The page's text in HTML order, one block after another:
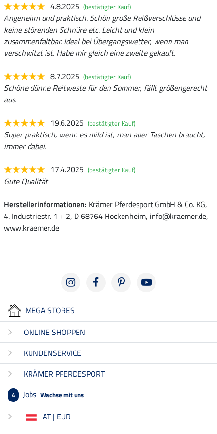
4.8.2025 (bestätigter Kauf)
Angenehm und praktisch. Schön große Reißverschlüsse und
keine störenden Schnüre etc. Leicht und klein
zusammenfaltbar. Ideal bei Übergangswetter, wenn man
verschwitzt ist. Habe mir gleich eine zweite gekauft.
8.7.2025 (bestätigter Kauf)
Schöne dünne Reitweste für den Sommer, fällt größengerecht
aus.
19.6.2025 (bestätigter Kauf)
Super praktisch, wenn es mild ist, man aber Taschen braucht,
immer dabei.
17.4.2025 (bestätigter Kauf)
Gute Qualität
Herstellerinformationen: Krämer Pferdesport GmbH & Co. KG,
4. Industriestr. 1 + 2, D 68764 Hockenheim, info@kraemer.de,
www.kraemer.de
MEGA STORES
ONLINE SHOPPEN
KUNDENSERVICE
KRÄMER PFERDESPORT
4 Jobs Wachse mit uns
AT | EUR